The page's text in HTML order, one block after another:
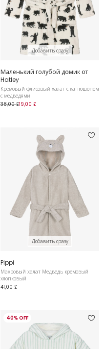
Добавить сразу
Маленький голубой домик от
Hatley
Кремовый флисовый халат с капюшоном
с медведями
38,00 £19,00 £
Добавить сразу
Pippi
Махровый халат Медведь кремовый
хлопковый
41,00 £
40% OFF